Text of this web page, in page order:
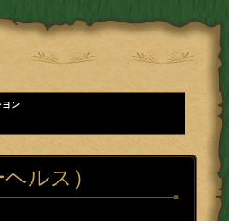
ヨン
ルス）